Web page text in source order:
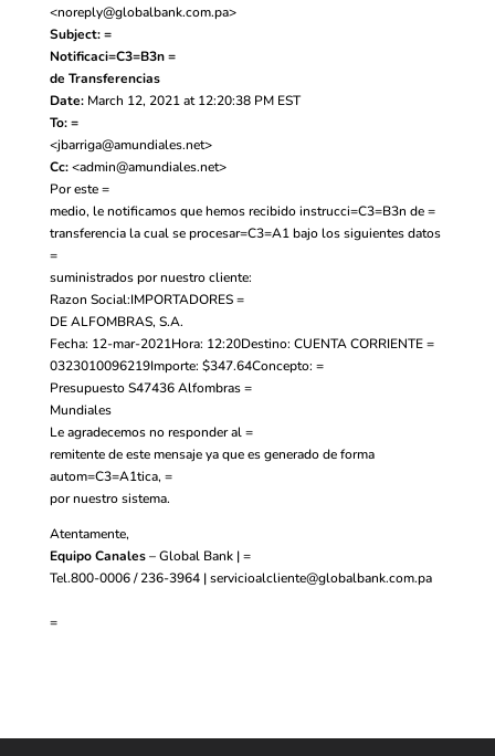
<noreply@globalbank.com.pa>
Subject: =
Notificaci=C3=B3n =
de Transferencias
Date: March 12, 2021 at 12:20:38 PM EST
To: =
<jbarriga@amundiales.net>
Cc:<admin@amundiales.net>
Por este =
medio, le notificamos que hemos recibido instrucci=C3=B3n de =
transferencia la cual se procesar=C3=A1 bajo los siguientes datos
=
suministrados por nuestro cliente:
Razon Social:IMPORTADORES =
DE ALFOMBRAS, S.A.
Fecha: 12-mar-2021Hora: 12:20Destino: CUENTA CORRIENTE =
0323010096219Importe: $347.64Concepto: =
Presupuesto S47436 Alfombras =
Mundiales
Le agradecemos no responder al =
remitente de este mensaje ya que es generado de forma
autom=C3=A1tica, =
por nuestro sistema.
Atentamente,
Equipo Canales– Global Bank | =
Tel.800-0006 / 236-3964 |servicioalcliente@globalbank.com.pa
=